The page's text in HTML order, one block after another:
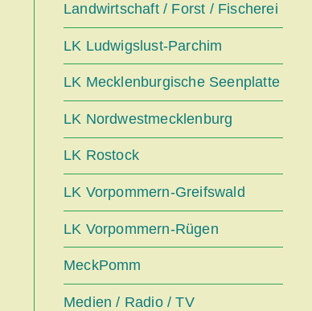
Landwirtschaft / Forst / Fischerei
LK Ludwigslust-Parchim
LK Mecklenburgische Seenplatte
LK Nordwestmecklenburg
LK Rostock
LK Vorpommern-Greifswald
LK Vorpommern-Rügen
MeckPomm
Medien / Radio / TV